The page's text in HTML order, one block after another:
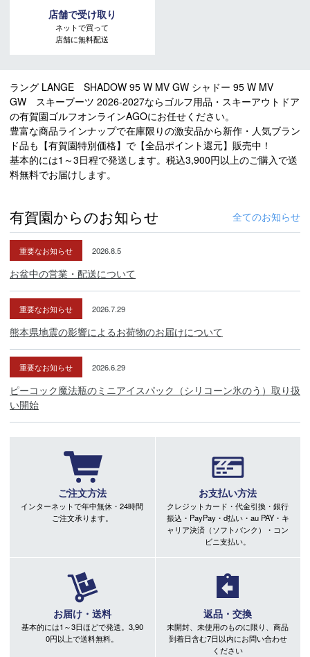
店舗で受け取り
ネットで買って
店舗に無料配送
ラング LANGE SHADOW 95 W MV GW シャドー 95 W MV
GW スキーブーツ 2026-2027ならゴルフ用品・スキーアウトドア
の有賀園ゴルフオンラインAGOにお任せください。
豊富な商品ラインナップで在庫限りの激安品から新作・人気ブラン
ド品も【有賀園特別価格】で【全品ポイント還元】販売中！
基本的には1～3日程で発送します。税込3,900円以上のご購入で送
料無料でお届けします。
有賀園からのお知らせ 全てのお知らせ
重要なお知らせ 2026.8.5
お盆中の営業・配送について
重要なお知らせ 2026.7.29
熊本県地震の影響によるお荷物のお届けについて
重要なお知らせ 2026.6.29
ピーコック魔法瓶のミニアイスパック（シリコーン氷のう）取り扱
い開始
ご注文方法
インターネットで年中無休・24時間
ご注文承ります。
お支払い方法
クレジットカード・代金引換・銀行
振込・PayPay・d払い・au PAY・キ
ャリア決済（ソフトバンク）・コン
ビニ支払い。
お届け・送料
基本的には1～3日ほどで発送。3,90
0円以上で送料無料。
返品・交換
未開封、未使用のものに限り、商品
到着日含む7日以内にお問い合わせ
ください